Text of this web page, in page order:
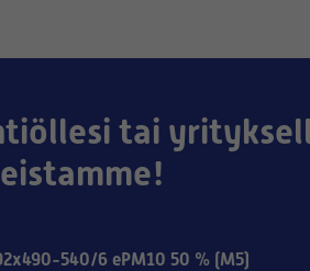
tai
540/6 ePM10 50 % (M5)